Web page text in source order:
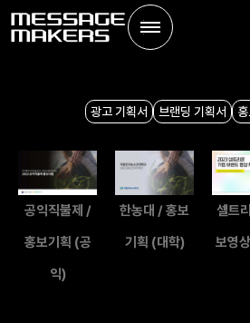
광고 기획서 브랜딩 기획서
공익직불제 /
홍보기획 (공
익)
한농대 / 홍보
기획 (대학)
셀트
보영